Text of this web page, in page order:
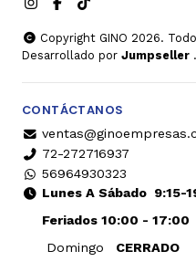
Copyright GINO 2026.
Desarrollado por Jumpseller .
CONTÁCTANOS
72-272716937
56964930323
Lunes A Sábado9:15-
Feriados 10:00 - 17:00
Domingo
CERRADO